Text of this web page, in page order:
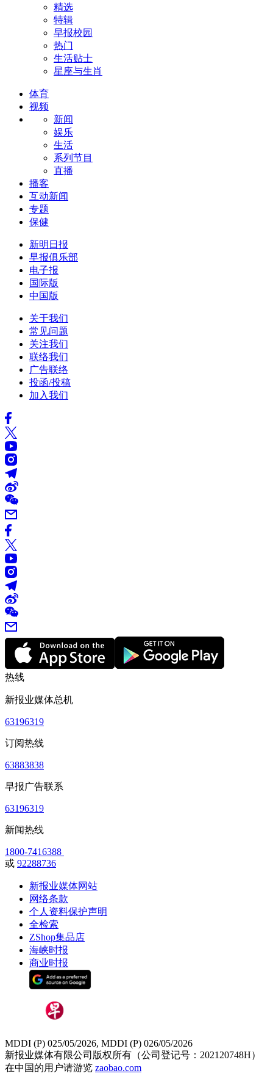
精选
特辑
早报校园
热门
生活贴士
星座与生肖
体育
视频
新闻
娱乐
生活
系列节目
直播
播客
互动新闻
专题
保健
新明日报
早报俱乐部
电子报
国际版
中国版
关于我们
常见问题
关注我们
联络我们
广告联络
投函/投稿
加入我们
热线
新报业媒体总机
63196319
订阅热线
63883838
早报广告联系
63196319
新闻热线
1800-7416388
或 92288736
新报业媒体网站
网络条款
个人资料保护声明
全检索
ZShop集品店
海峡时报
商业时报
MDDI (P) 025/05/2026, MDDI (P) 026/05/2026
新报业媒体有限公司版权所有（公司登记号：202120748H）
在中国的用户请游览 zaobao.com